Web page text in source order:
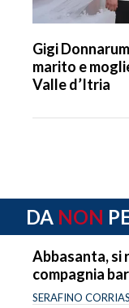
Gigi
marito e
Valle d’Itria
DA NON
Abbasanta, si
compagnia
SERAFINO CORRIAS